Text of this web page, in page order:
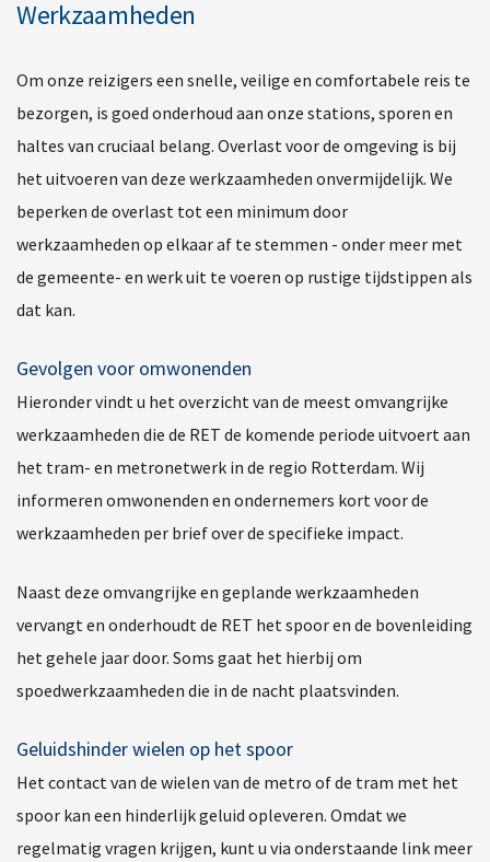
Werkzaamheden
Om onze reizigers een snelle, veilige en comfortabele reis te
bezorgen, is goed onderhoud aan onze stations, sporen en
haltes van cruciaal belang. Overlast voor de omgeving is bij
het uitvoeren van deze werkzaamheden onvermijdelijk. We
beperken de overlast tot een minimum door
werkzaamheden op elkaar af te stemmen - onder meer met
de gemeente- en werk uit te voeren op rustige tijdstippen als
dat kan.
Gevolgen voor omwonenden
Hieronder vindt u het overzicht van de meest omvangrijke
werkzaamheden die de RET de komende periode uitvoert aan
het tram- en metronetwerk in de regio Rotterdam. Wij
informeren omwonenden en ondernemers kort voor de
werkzaamheden per brief over de specifieke impact.
Naast deze omvangrijke en geplande werkzaamheden
vervangt en onderhoudt de RET het spoor en de bovenleiding
het gehele jaar door. Soms gaat het hierbij om
spoedwerkzaamheden die in de nacht plaatsvinden.
Geluidshinder wielen op het spoor
Het contact van de wielen van de metro of de tram met het
spoor kan een hinderlijk geluid opleveren. Omdat we
regelmatig vragen krijgen, kunt u via onderstaande link meer